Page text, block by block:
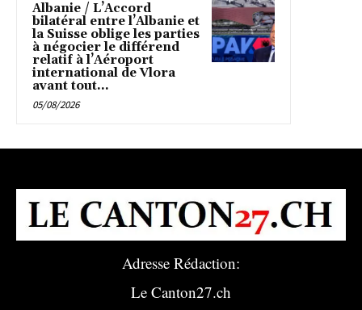
Albanie / L’Accord
bilatéral entre l’Albanie et
la Suisse oblige les parties
à négocier le différend
relatif à l’Aéroport
international de Vlora
avant tout...
05/08/2026
Adresse Rédaction:
Le Canton27.ch